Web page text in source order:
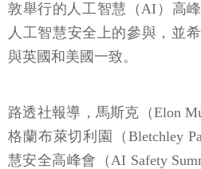
敦舉行的人工智慧（AI）高
人工智慧安全上的參與，並
與英國和美國一致。
路透社報導，馬斯克（Elon
格蘭布萊切利園（Bletchley
慧安全高峰會（AI Safety